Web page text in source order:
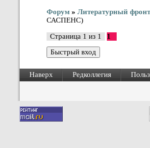
Форум » Литературный фронт
САСПЕНС)
Страница 1 из 1 1
Наверх Редколлегия